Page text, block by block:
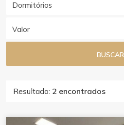
Dormitórios
Valor
BUSCAR
Resultado: 2 encontrados